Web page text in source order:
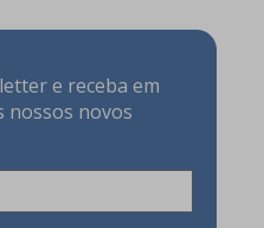
e receba em
nossos novos